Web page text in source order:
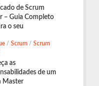
de Scrum
– Guia Completo
o seu
/ Scrum / Scrum
as
de um
Master